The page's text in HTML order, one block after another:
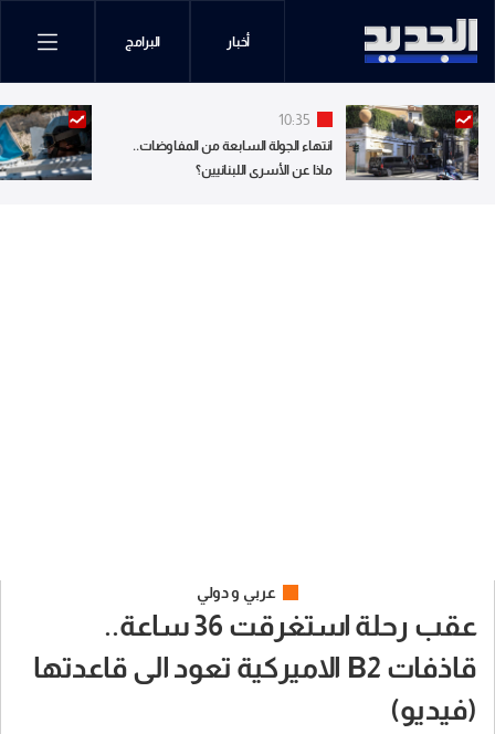
أخبار البرامج
10:35
انتهاء الجولة السابعة من المفاوضات..
ماذا عن الأسرى اللبنانيين؟
عربي و دولي
عقب رحلة استغرقت 36 ساعة..
قاذفات B2 الاميركية تعود الى قاعدتها
(فيديو)